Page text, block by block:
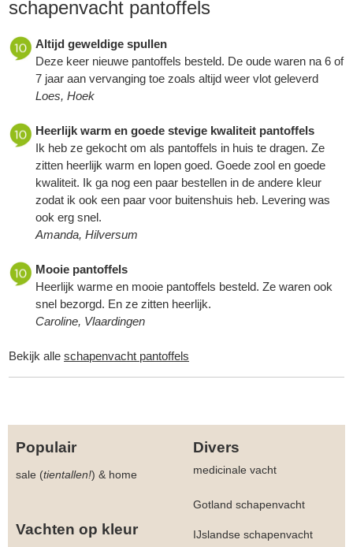
schapenvacht pantoffels
Altijd geweldige spullen
Deze keer nieuwe pantoffels besteld. De oude waren na 6 of
7 jaar aan vervanging toe zoals altijd weer vlot geleverd
Loes, Hoek
Heerlijk warm en goede stevige kwaliteit pantoffels
Ik heb ze gekocht om als pantoffels in huis te dragen. Ze
zitten heerlijk warm en lopen goed. Goede zool en goede
kwaliteit. Ik ga nog een paar bestellen in de andere kleur
zodat ik ook een paar voor buitenshuis heb. Levering was
ook erg snel.
Amanda, Hilversum
Mooie pantoffels
Heerlijk warme en mooie pantoffels besteld. Ze waren ook
snel bezorgd. En ze zitten heerlijk.
Caroline, Vlaardingen
Bekijk alle schapenvacht pantoffels
Populair Divers
sale (tientallen!) & home medicinale vacht
Gotland schapenvacht
Vachten op kleur IJslandse schapenvacht